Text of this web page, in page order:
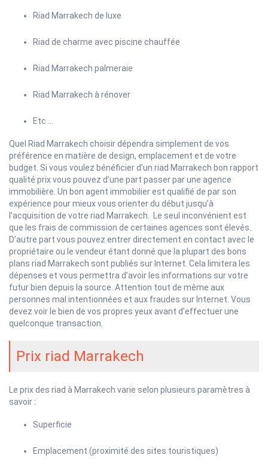
Riad Marrakech de luxe
Riad de charme avec piscine chauffée
Riad Marrakech palmeraie
Riad Marrakech à rénover
Etc …
Quel Riad Marrakech choisir dépendra simplement de vos
préférence en matière de design, emplacement et de votre
budget. Si vous voulez bénéficier d’un riad Marrakech bon rapport
qualité prix vous pouvez d’une part passer par une agence
immobilière. Un bon agent immobilier est qualifié de par son
expérience pour mieux vous orienter du début jusqu’à
l’acquisition de votre riad Marrakech. Le seul inconvénient est
que les frais de commission de certaines agences sont élevés.
D’autre part vous pouvez entrer directement en contact avec le
propriétaire ou le vendeur étant donné que la plupart des bons
plans riad Marrakech sont publiés sur Internet. Cela limitera les
dépenses et vous permettra d’avoir les informations sur votre
futur bien depuis la source. Attention tout de même aux
personnes mal intentionnées et aux fraudes sur Internet. Vous
devez voir le bien de vos propres yeux avant d’effectuer une
quelconque transaction.
Prix riad Marrakech
Le prix des riad à Marrakech varie selon plusieurs paramètres à
savoir :
Superficie
Emplacement (proximité des sites touristiques)